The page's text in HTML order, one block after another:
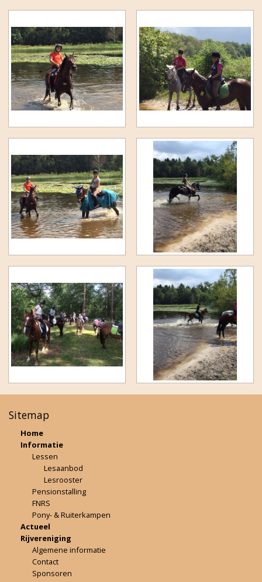
Sitemap
Home
Informatie
Lessen
Lesaanbod
Lesrooster
Pensionstalling
FNRS
Pony- & Ruiterkampen
Actueel
Rijvereniging
Algemene informatie
Contact
Sponsoren